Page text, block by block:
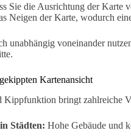
Sie die Ausrichtung der Karte
Neigen der Karte, wodurch
unabhängig voneinander
Kartenansicht
bringt zahlreiche
Städten: Hohe Gebäude und